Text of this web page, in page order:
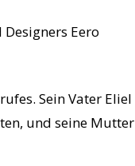
Eero
Sein Vater Eliel
und seine Mutter